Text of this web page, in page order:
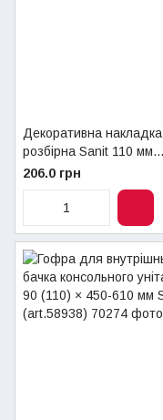
Декоративна накладка
розбірна Sanit 110 мм
(art.58302)
206.0 грн